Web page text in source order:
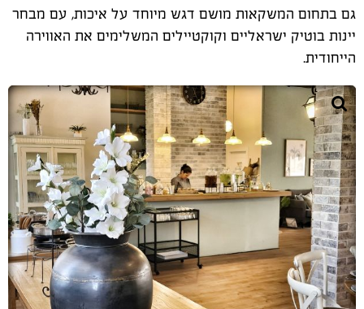
גם בתחום המשקאות מושם דגש מיוחד על איכות, עם מבחר
יינות בוטיק ישראליים וקוקטיילים המשלימים את האווירה
הייחודית.